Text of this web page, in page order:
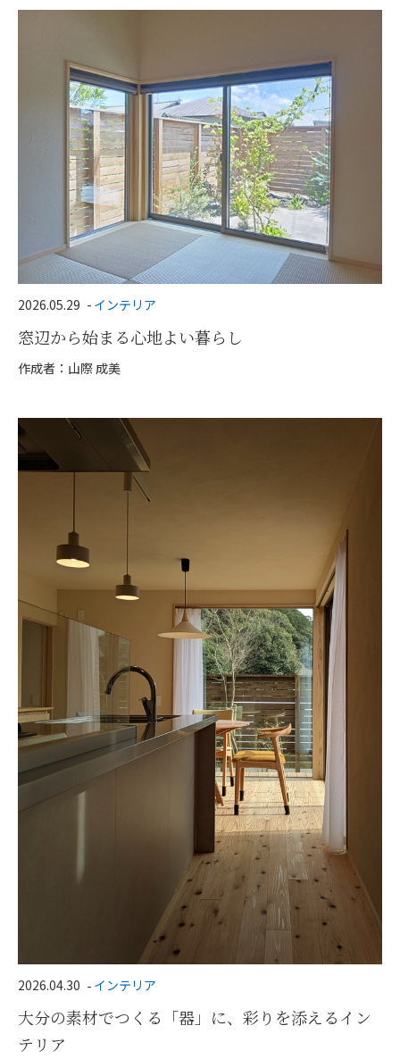
2026.05.29 インテリア
窓辺から始まる心地よい暮らし
作成者：山際 成美
2026.04.30 インテリア
大分の素材でつくる「器」に、彩りを添えるイン
テリア